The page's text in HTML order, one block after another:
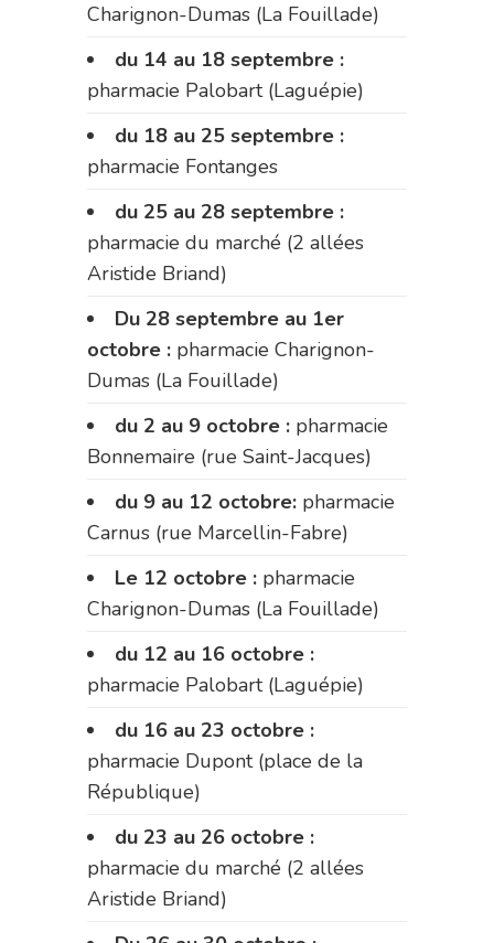
Charignon-Dumas (La Fouillade)
du 14 au 18 septembre :
pharmacie Palobart (Laguépie)
du 18 au 25 septembre :
pharmacie Fontanges
du 25 au 28 septembre :
pharmacie du marché (2 allées
Aristide Briand)
Du 28 septembre au 1er
octobre : pharmacie Charignon-
Dumas (La Fouillade)
du 2 au 9 octobre : pharmacie
Bonnemaire (rue Saint-Jacques)
du 9 au 12 octobre: pharmacie
Carnus (rue Marcellin-Fabre)
Le 12 octobre : pharmacie
Charignon-Dumas (La Fouillade)
du 12 au 16 octobre :
pharmacie Palobart (Laguépie)
du 16 au 23 octobre :
pharmacie Dupont (place de la
République)
du 23 au 26 octobre :
pharmacie du marché (2 allées
Aristide Briand)